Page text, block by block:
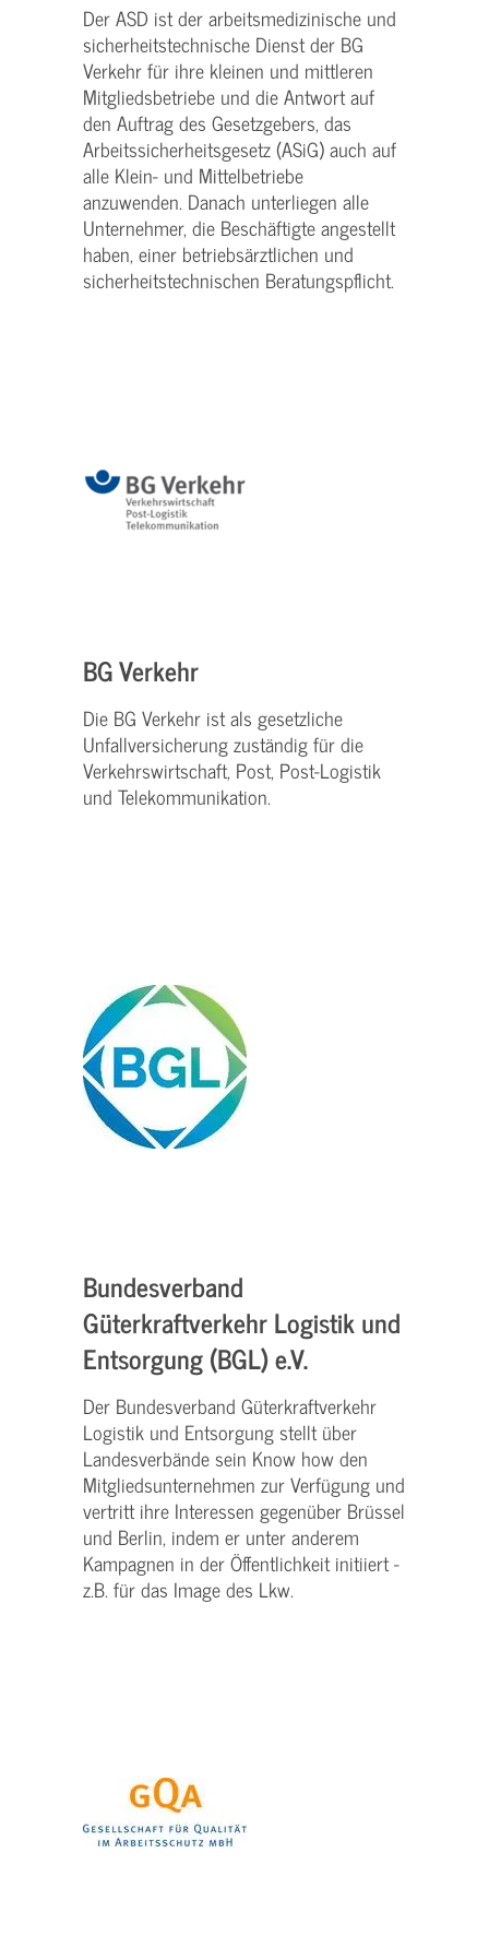
Der ASD ist der arbeitsmedizinische und
sicherheitstechnische Dienst der BG
Verkehr für ihre kleinen und mittleren
Mitgliedsbetriebe und die Antwort auf
den Auftrag des Gesetzgebers, das
Arbeitssicherheitsgesetz (ASiG) auch auf
alle Klein- und Mittelbetriebe
anzuwenden. Danach unterliegen alle
Unternehmer, die Beschäftigte angestellt
haben, einer betriebsärztlichen und
sicherheitstechnischen Beratungspflicht.
BG Verkehr
Die BG Verkehr ist als gesetzliche
Unfallversicherung zuständig für die
Verkehrswirtschaft, Post, Post-Logistik
und Telekommunikation.
Bundesverband
Güterkraftverkehr Logistik und
Entsorgung (BGL) e.V.
Der Bundesverband Güterkraftverkehr
Logistik und Entsorgung stellt über
Landesverbände sein Know how den
Mitgliedsunternehmen zur Verfügung und
vertritt ihre Interessen gegenüber Brüssel
und Berlin, indem er unter anderem
Kampagnen in der Öffentlichkeit initiiert -
z.B. für das Image des Lkw.